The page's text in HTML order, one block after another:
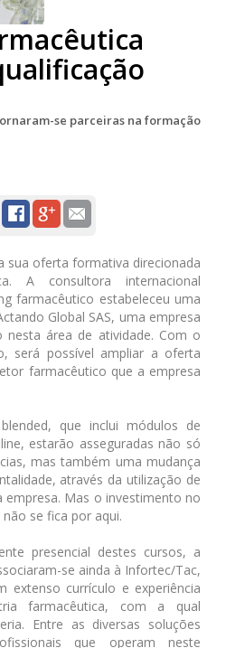
se parceiras na formação
sua oferta formativa direcionada
A consultora internacional
farmacêutico estabeleceu uma
Global SAS, uma empresa
área de atividade. Com o
será possível ampliar a oferta
farmacêutico que a empresa
que inclui módulos de
estarão asseguradas não só
mas também uma mudança
através da utilização de
empresa. Mas o investimento no
se fica por aqui.
presencial destes cursos, a
se ainda à Infortec/Tac,
extenso currículo e experiência
farmacêutica, com a qual
Entre as diversas soluções
que operam neste